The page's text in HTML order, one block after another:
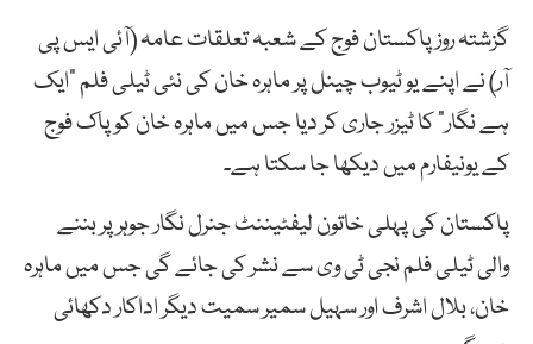
گزشتہ روز پاکستان فوج کے شعبہ تعلقات عامہ (آئی ایس پی
آر) نے اپنے یو ٹیوب چینل پر ماہرہ خان کی نئی ٹیلی فلم “ایک
ہے نگار” کا ٹیزر جاری کر دیا جس میں ماہرہ خان کو پاک فوج
کے یونیفارم میں دیکھا جا سکتا ہے۔
پاکستان کی پہلی خاتون لیفٹیننٹ جنرل نگار جوہر پر بننے
والی ٹیلی فلم نجی ٹی وی سے نشر کی جائے گی جس میں ماہرہ
خان، بلال اشرف اور سہیل سمیر سمیت دیگر اداکار دکھائی